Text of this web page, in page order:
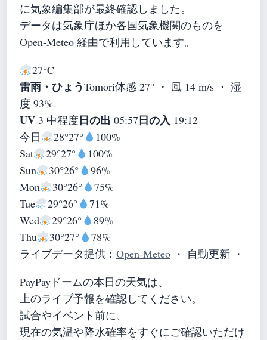
に気象編集部が最終確認しました。
データは気象庁ほか各国気象機関のものを
Open-Meteo 経由で利用しています。
27°C
雷雨・ひょうTomori体感 27° ・ 風 14 m/s ・ 湿
度 93%
UV 3 中程度日の出 05:57日の入 19:12
今日
28°27°
100%
Sat
29°27°
100%
Sun
30°26°
96%
Mon
30°26°
75%
Tue
29°26°
71%
Wed
29°26°
89%
Thu
30°27°
78%
ライブデータ提供： Open-Meteo ・ 自動更新 ・
PayPayドームの本日の天気は、
上のライブ予報を確認してください。
試合やイベント前に、
現在の気温や降水確率をすぐにご確認いただけ